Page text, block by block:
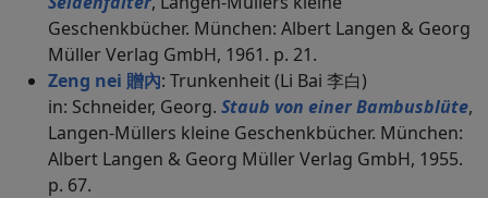
Geschenkbücher. München: Albert Langen & Georg
Müller Verlag GmbH, 1961. p. 21.
Zeng nei 贈內: Trunkenheit (Li Bai 李白)
in: Schneider, Georg. Staub von einer Bambusblüte,
Langen-Müllers kleine Geschenkbücher. München:
Albert Langen & Georg Müller Verlag GmbH, 1955.
p. 67.